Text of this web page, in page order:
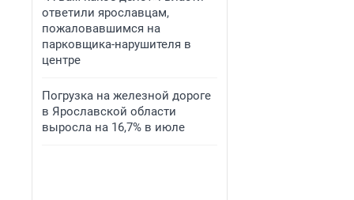
ответили ярославцам,
пожаловавшимся на
парковщика-нарушителя в
центре
Погрузка на железной дороге
в Ярославской области
выросла на 16,7% в июле